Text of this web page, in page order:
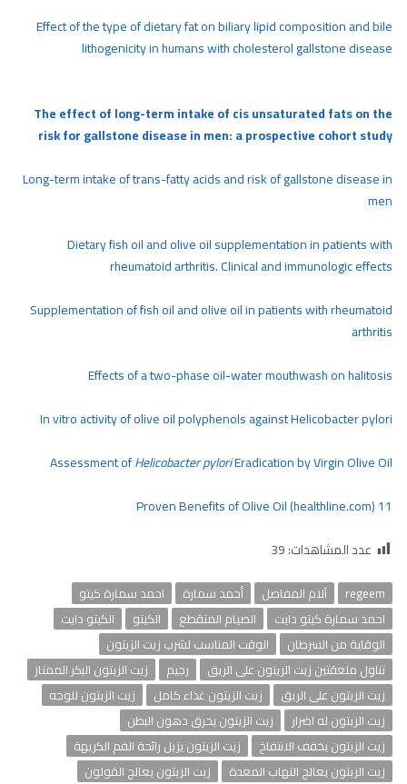
Effect of the type of dietary fat on biliary lipid composition and bile
lithogenicity in humans with cholesterol gallstone disease
The effect of long-term intake of cis unsaturated fats on the
risk for gallstone disease in men: a prospective cohort study
Long-term intake of trans-fatty acids and risk of gallstone disease in
men
Dietary fish oil and olive oil supplementation in patients with
rheumatoid arthritis. Clinical and immunologic effects
Supplementation of fish oil and olive oil in patients with rheumatoid
arthritis
Effects of a two-phase oil-water mouthwash on halitosis
In vitro activity of olive oil polyphenols against Helicobacter pylori
Assessment ofHelicobacter pyloriEradication by Virgin Olive Oil
11 Proven Benefits of Olive Oil (healthline.com)
عدد المشاهدات:39
regeem آلام المفاصل أحمد سمارة
احمد سمارة كيتو
احمد سمارة كيتو دايت
الصيام المتقطع الكيتو
الكيتو دايت
الوقاية من السرطان
الوقت المناسب لشرب زيت الزيتون
تناول ملعقتين زيت الزيتون على الريق
رجيم
زيت الزيتون البكر الممتاز
زيت الزيتون على الريق
زيت الزيتون غذاء كامل
زيت الزيتون للوجه
زيت الزيتون له اضرار
زيت الزيتون يحرق دهون البطن
زيت الزيتون يخفف الانتفاخ
زيت الزيتون يزيل رائحة الفم الكريهة
زيت الزيتون يعالج التهاب المعدة
زيت الزيتون يعالج القولون